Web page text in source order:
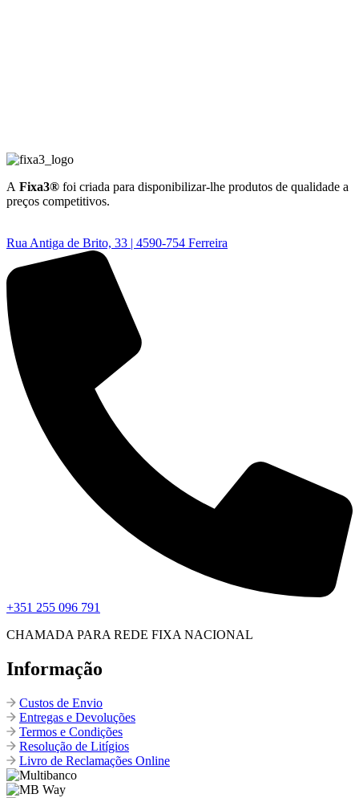
A Fixa3® foi criada para disponibilizar-lhe produtos de qualidade a
preços competitivos.
Rua Antiga de Brito, 33 | 4590-754 Ferreira
+351 255 096 791
CHAMADA PARA REDE FIXA NACIONAL
Informação
Custos de Envio
Entregas e Devoluções
Termos e Condições
Resolução de Litígios
Livro de Reclamações Online